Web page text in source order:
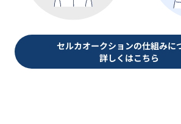
セルカオークションの仕組みに
詳しくはこちら